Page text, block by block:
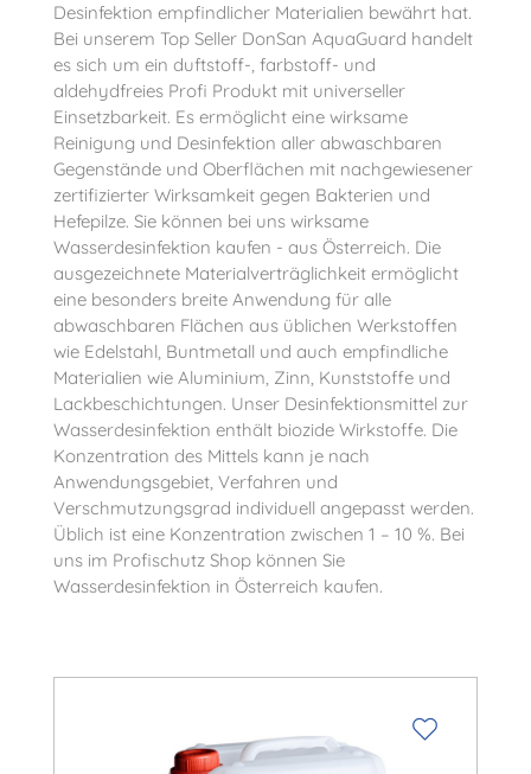
Desinfektion empfindlicher Materialien bewährt hat.
Bei unserem Top Seller DonSan AquaGuard handelt
es sich um ein duftstoff-, farbstoff- und
aldehydfreies Profi Produkt mit universeller
Einsetzbarkeit. Es ermöglicht eine wirksame
Reinigung und Desinfektion aller abwaschbaren
Gegenstände und Oberflächen mit nachgewiesener
zertifizierter Wirksamkeit gegen Bakterien und
Hefepilze. Sie können bei uns wirksame
Wasserdesinfektion kaufen - aus Österreich. Die
ausgezeichnete Materialverträglichkeit ermöglicht
eine besonders breite Anwendung für alle
abwaschbaren Flächen aus üblichen Werkstoffen
wie Edelstahl, Buntmetall und auch empfindliche
Materialien wie Aluminium, Zinn, Kunststoffe und
Lackbeschichtungen. Unser Desinfektionsmittel zur
Wasserdesinfektion enthält biozide Wirkstoffe. Die
Konzentration des Mittels kann je nach
Anwendungsgebiet, Verfahren und
Verschmutzungsgrad individuell angepasst werden.
Üblich ist eine Konzentration zwischen 1 – 10 %. Bei
uns im Profischutz Shop können Sie
Wasserdesinfektion in Österreich kaufen.